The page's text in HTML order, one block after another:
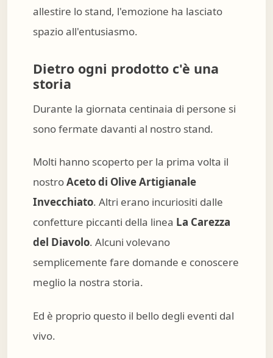
allestire lo stand, l'emozione ha lasciato
spazio all'entusiasmo.
Dietro ogni prodotto c'è una
storia
Durante la giornata centinaia di persone si
sono fermate davanti al nostro stand.
Molti hanno scoperto per la prima volta il
nostroAceto di Olive Artigianale
Invecchiato. Altri erano incuriositi dalle
confetture piccanti della linea La Carezza
del Diavolo. Alcuni volevano
semplicemente fare domande e conoscere
meglio la nostra storia.
Ed è proprio questo il bello degli eventi dal
vivo.